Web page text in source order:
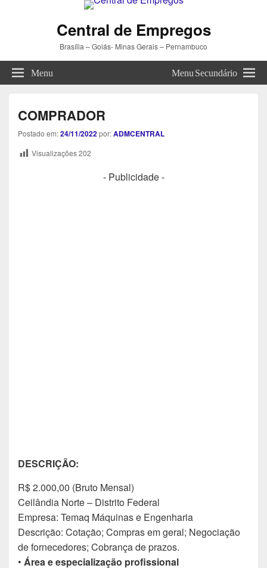
Central de Empregos
Brasília – Goiás- Minas Gerais – Pernambuco
Menu Menu Secundário
COMPRADOR
Postado em:24/11/2022por:ADMCENTRAL
Visualizações202
- Publicidade -
DESCRIÇÃO:
R$ 2.000,00 (Bruto Mensal)
Ceilândia Norte – Distrito Federal
Empresa: Temaq Máquinas e Engenharia
Descrição: Cotação; Compras em geral; Negociação
de fornecedores; Cobrança de prazos.
• Área e especialização profissional